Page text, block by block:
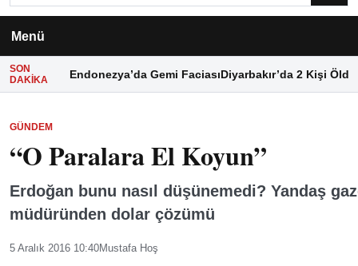
Menü
SON
DAKIKA
Endonezya’da Gemi FaciasıDiyarbakır’da 2 Kişi Öldü
GÜNDEM
“O Paralara El Koyun”
Erdoğan bunu nasıl düşünemedi? Yandaş
müdüründen dolar çözümü
5 Aralık 2016 10:40Mustafa Hoş